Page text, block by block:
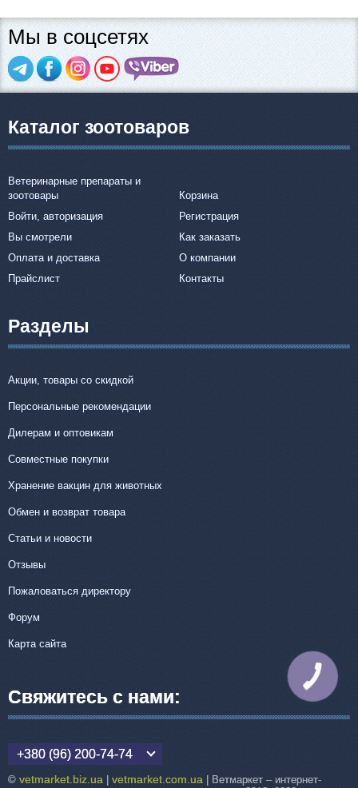
Мы в соцсетях
Каталог зоотоваров
Ветеринарные препараты и
зоотовары
Корзина
Войти, авторизация
Регистрация
Вы смотрели
Как заказать
Оплата и доставка
О компании
Прайслист
Контакты
Разделы
Акции, товары со скидкой
Персональные рекомендации
Дилерам и оптовикам
Совместные покупки
Хранение вакцин для животных
Обмен и возврат товара
Статьи и новости
Отзывы
Пожаловаться директору
Форум
Карта сайта
Свяжитесь с нами:
+380 (96) 200-74-74
© vetmarket.biz.ua vetmarket.com.ua | Ветмаркет – интернет-
КНОПКА
СВЯЗИ